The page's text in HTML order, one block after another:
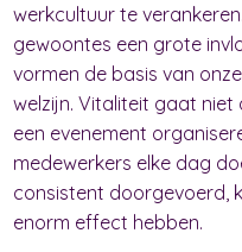
werkcultuur te
gewoontes een grote
vormen de basis van
welzijn. Vitaliteit gaat niet
een evenement
medewerkers elke dag
consistent doorgevoerd,
enorm effect hebben.